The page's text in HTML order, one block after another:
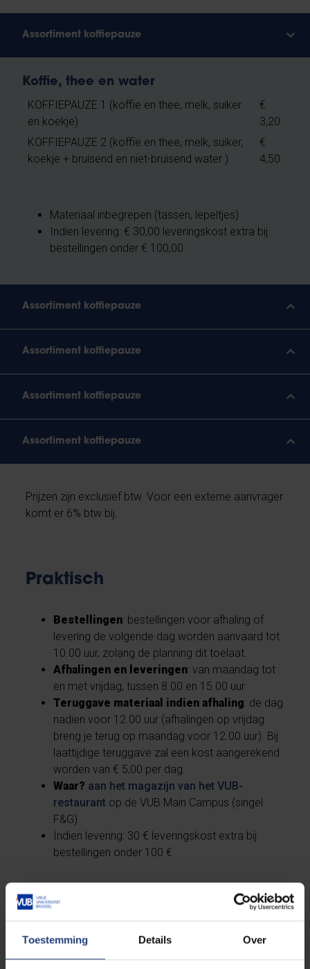
Toestemming Details Over
Assortiment koffiepauze
Koffie, thee en water
KOFFIEPAUZE 1 (koffie en thee, melk, suiker
en koekje)
€
3,20
KOFFIEPAUZE 2 (koffie en thee, melk, suiker,
koekje + bruisend en niet-bruisend water )
€
4,50
Materiaal inbegrepen (tassen, lepeltjes)
Indien levering: € 30,00 leveringskost extra bij
bestellingen onder € 100,00
Assortiment koffiepauze
Assortiment koffiepauze
Assortiment koffiepauze
Assortiment koffiepauze
Prijzen zijn exclusief btw. Voor een externe aanvrager
komt er 6% btw bij.
Praktisch
Bestellingen: bestellingen voor afhaling of
levering de volgende dag worden aanvaard tot
10.00 uur, zolang de planning dit toelaat.
Afhalingen en leveringen: van maandag tot
en met vrijdag, tussen 8.00 en 15.00 uur
Teruggave materiaal indien afhaling: de dag
nadien voor 12.00 uur (afhalingen op vrijdag
breng je terug op maandag voor 12.00 uur). Bij
laattijdige teruggave zal een kost aangerekend
worden van € 5,00 per dag.
Waar? aan het magazijn van het VUB-
restaurant op de VUB Main Campus (singel
F&G)
Indien levering: 30 € leveringskost extra bij
bestellingen onder 100 €
Catering Restaurant